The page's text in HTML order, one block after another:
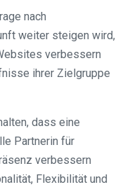
nach
weiter steigen wird,
verbessern
ihrer Zielgruppe
dass eine
Partnerin für
verbessern
Flexibilität und